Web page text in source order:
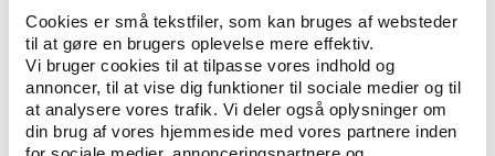
Cookies er små tekstfiler, som kan bruges af websteder
til at gøre en brugers oplevelse mere effektiv.
Vi bruger cookies til at tilpasse vores indhold og
annoncer, til at vise dig funktioner til sociale medier og til
at analysere vores trafik. Vi deler også oplysninger om
din brug af vores hjemmeside med vores partnere inden
http://ptg2013.mediajungle.dk/